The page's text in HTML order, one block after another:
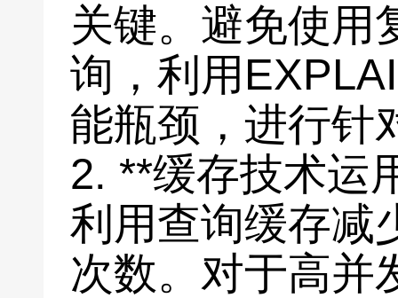
关键。避免使用
询，利用
能瓶颈，进行针
2. **缓存技术运
利用查询缓存减
次数。对于高并